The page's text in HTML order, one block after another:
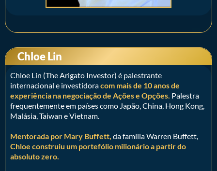
Chloe Lin
Chloe Lin (The Arigato Investor) é palestrante
internacional e investidoracom mais de 10 anos de
experiência na negociação de Ações e Opções. Palestra
frequentemente em países como Japão, China, Hong Kong,
Malásia, Taiwan e Vietnam.
Mentorada por Mary Buffett, da família Warren Buffett,
Chloe construiu um portefólio milionário a partir do
absoluto zero.